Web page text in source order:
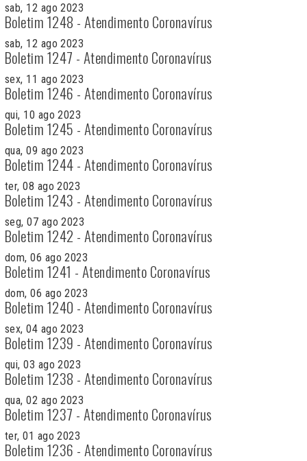
sab, 12 ago 2023
Boletim 1248 - Atendimento Coronavírus
sab, 12 ago 2023
Boletim 1247 - Atendimento Coronavírus
sex, 11 ago 2023
Boletim 1246 - Atendimento Coronavírus
qui, 10 ago 2023
Boletim 1245 - Atendimento Coronavírus
qua, 09 ago 2023
Boletim 1244 - Atendimento Coronavírus
ter, 08 ago 2023
Boletim 1243 - Atendimento Coronavírus
seg, 07 ago 2023
Boletim 1242 - Atendimento Coronavírus
dom, 06 ago 2023
Boletim 1241 - Atendimento Coronavírus
dom, 06 ago 2023
Boletim 1240 - Atendimento Coronavírus
sex, 04 ago 2023
Boletim 1239 - Atendimento Coronavírus
qui, 03 ago 2023
Boletim 1238 - Atendimento Coronavírus
qua, 02 ago 2023
Boletim 1237 - Atendimento Coronavírus
ter, 01 ago 2023
Boletim 1236 - Atendimento Coronavírus